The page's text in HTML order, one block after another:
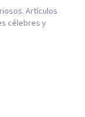
Artículos
célebres y